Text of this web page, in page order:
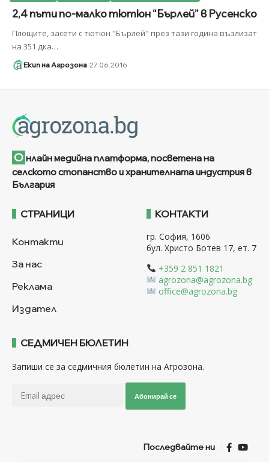
2,4 пъти по-малко тютюн “Бърлей” в Русенско
Площите, засети с тютюн "Бърлей" през тази година възлизат
на 351 дка…
Екип на Агрозона 27.06.2016
О нлайн медийна платформа, посветена на
селското стопанство и хранителната индустрия в
България
СТРАНИЦИ
Контакти
За нас
Реклама
Издател
КОНТАКТИ
гр. София, 1606
бул. Христо Ботев 17, ет. 7
+359 2 851 1821
agrozona@agrozona.bg
office@agrozona.bg
СЕДМИЧЕН БЮЛЕТИН
Запиши се за седмичния бюлетин на Агрозона.
Абонирай се
Последвайте ни